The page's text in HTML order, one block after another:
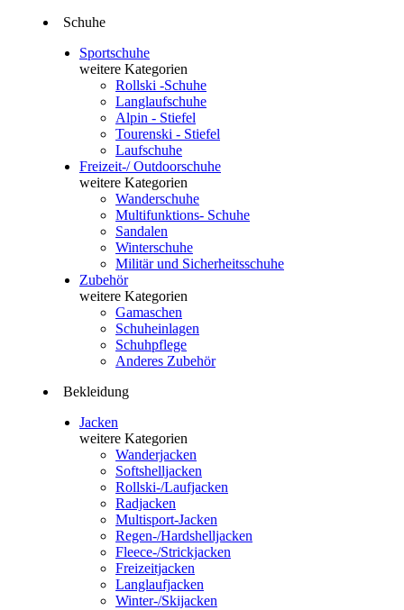
Schuhe
Sportschuhe
weitere Kategorien
Rollski -Schuhe
Langlaufschuhe
Alpin - Stiefel
Tourenski - Stiefel
Laufschuhe
Freizeit-/ Outdoorschuhe
weitere Kategorien
Wanderschuhe
Multifunktions- Schuhe
Sandalen
Winterschuhe
Militär und Sicherheitsschuhe
Zubehör
weitere Kategorien
Gamaschen
Schuheinlagen
Schuhpflege
Anderes Zubehör
Bekleidung
Jacken
weitere Kategorien
Wanderjacken
Softshelljacken
Rollski-/Laufjacken
Radjacken
Multisport-Jacken
Regen-/Hardshelljacken
Fleece-/Strickjacken
Freizeitjacken
Langlaufjacken
Winter-/Skijacken